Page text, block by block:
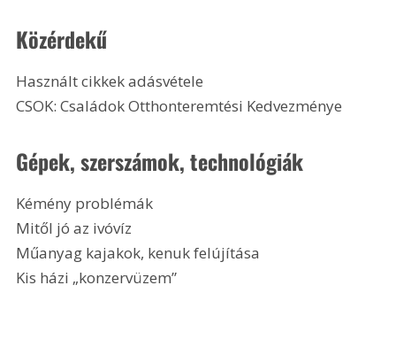
Közérdekű
Használt cikkek adásvétele
CSOK: Családok Otthonteremtési Kedvezménye
Gépek, szerszámok, technológiák
Kémény problémák
Mitől jó az ivóvíz
Műanyag kajakok, kenuk felújítása
Kis házi „konzervüzem”